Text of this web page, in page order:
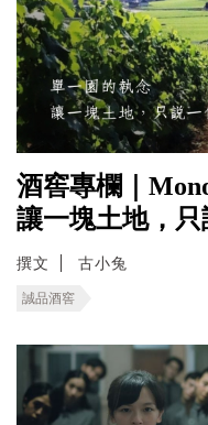
酒窖專欄｜
讓一塊土地，
撰文 古小兔
誠品酒窖